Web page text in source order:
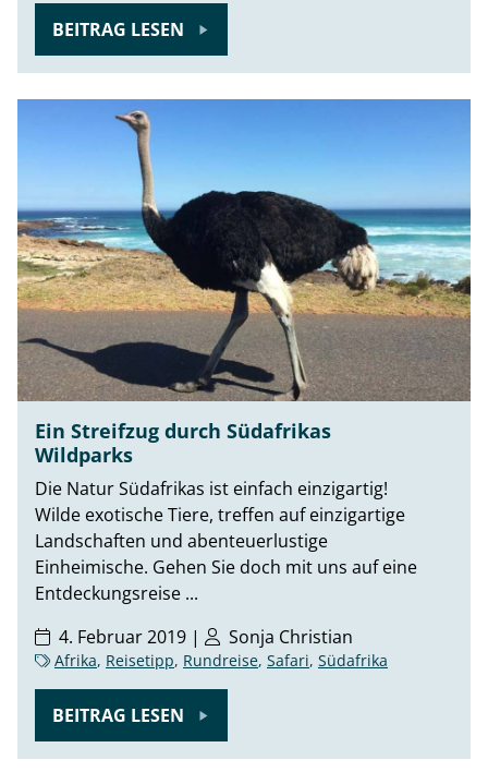
BEITRAG LESEN
Ein Streifzug durch Südafrikas
Wildparks
Die Natur Südafrikas ist einfach einzigartig!
Wilde exotische Tiere, treffen auf einzigartige
Landschaften und abenteuerlustige
Einheimische. Gehen Sie doch mit uns auf eine
Entdeckungsreise ...
4. Februar 2019 |
Sonja Christian
Afrika, Reisetipp, Rundreise, Safari, Südafrika
BEITRAG LESEN